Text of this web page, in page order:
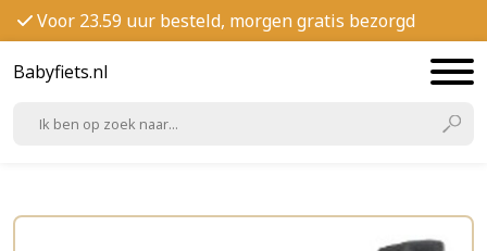
Voor 23.59 uur besteld, morgen gratis bezorgd
Babyfiets.nl